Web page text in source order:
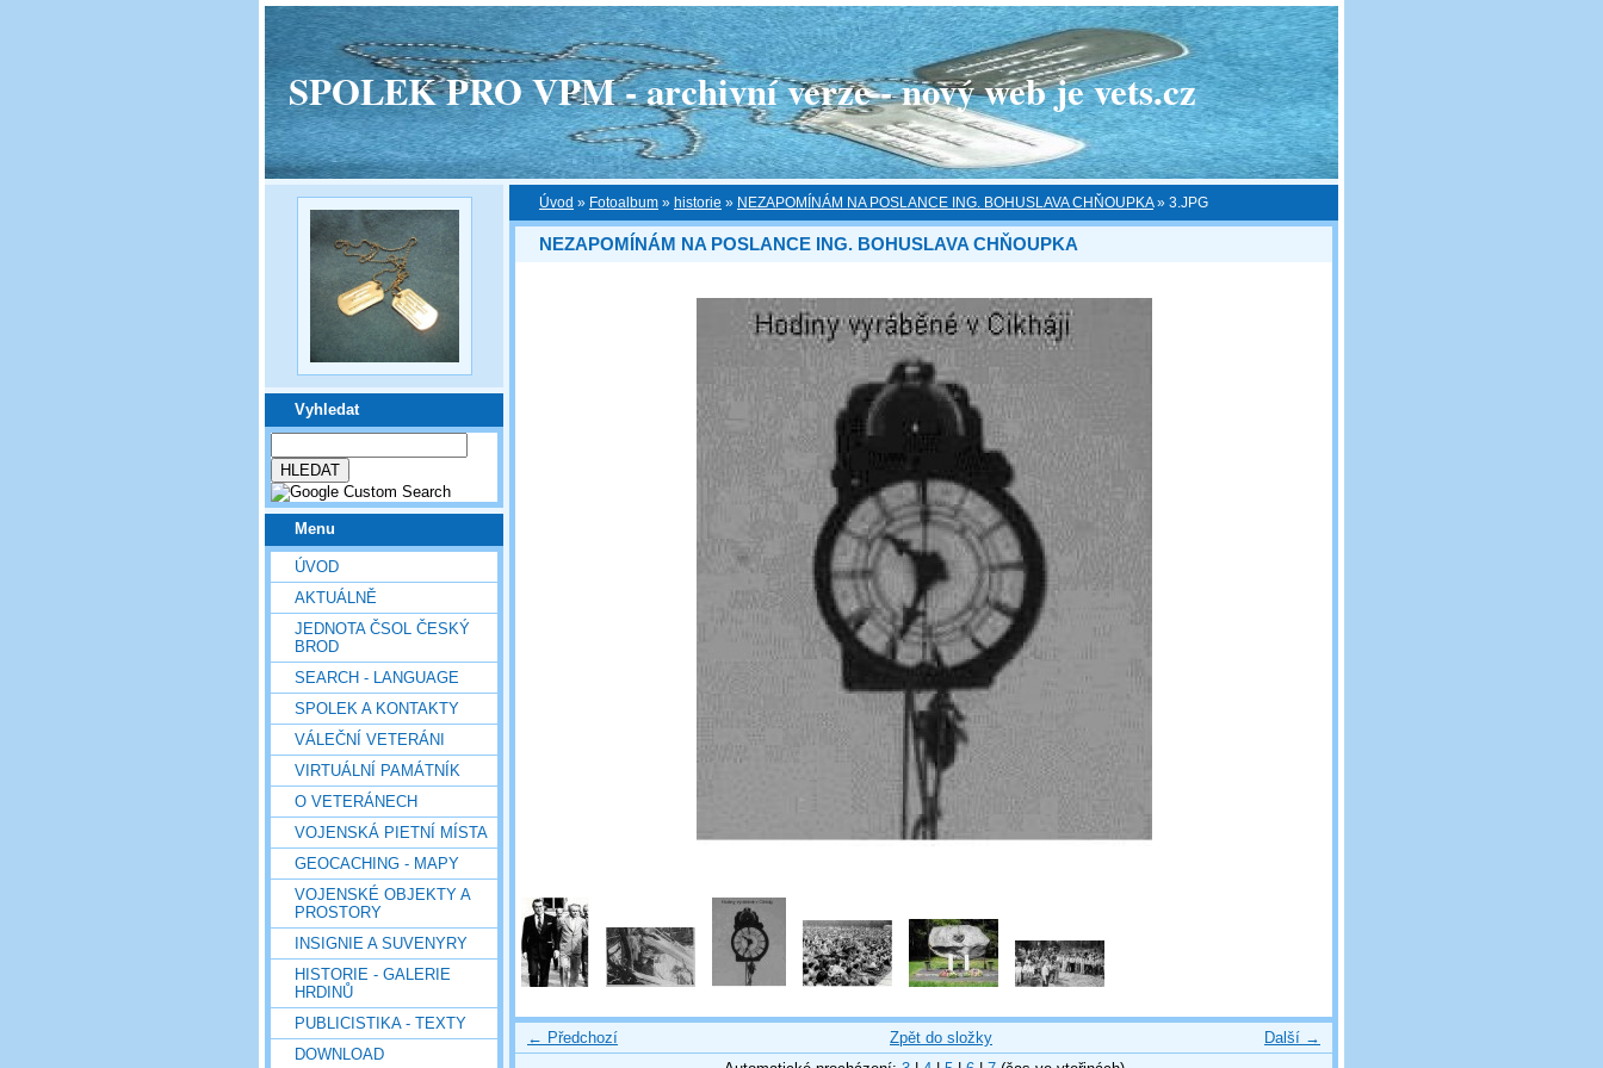
SPOLEK PRO VPM - archivní verze - nový web je vets.cz
Vyhledat
Menu
ÚVOD
AKTUÁLNĚ
JEDNOTA ČSOL ČESKÝ
BROD
SEARCH - LANGUAGE
SPOLEK A KONTAKTY
VÁLEČNÍ VETERÁNI
VIRTUÁLNÍ PAMÁTNÍK
O VETERÁNECH
VOJENSKÁ PIETNÍ MÍSTA
GEOCACHING - MAPY
VOJENSKÉ OBJEKTY A
PROSTORY
INSIGNIE A SUVENYRY
HISTORIE - GALERIE
HRDINŮ
PUBLICISTIKA - TEXTY
DOWNLOAD
Úvod » Fotoalbum » historie » NEZAPOMÍNÁM NA POSLANCE ING. BOHUSLAVA CHŇOUPKA» 3.JPG
NEZAPOMÍNÁM NA POSLANCE ING. BOHUSLAVA CHŇOUPKA
← Předchozí Další →
Zpět do složky